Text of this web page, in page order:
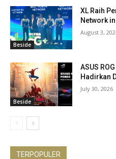
Beside
XL Raih
Network
August 3,
Beside
ASUS
Hadirkan
July 30, 2026
TERPOPULER